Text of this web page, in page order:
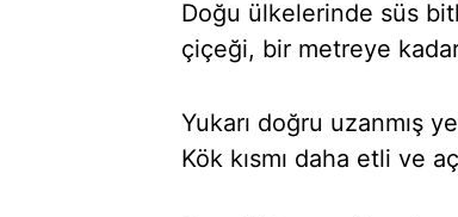
Doğu ülkelerinde süs
çiçeği, bir metreye
Yukarı doğru uzanmış
Kök kısmı daha etli ve